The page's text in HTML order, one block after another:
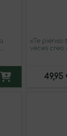
«Te
veces creo
Martín49,95